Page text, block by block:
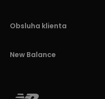
Obsluha klienta
New Balance